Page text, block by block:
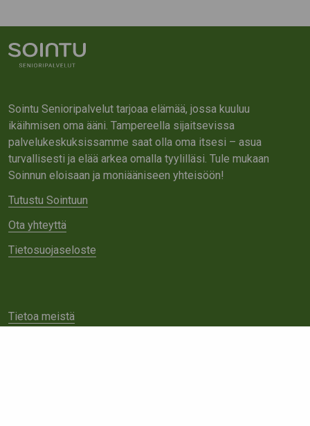
Sointu Senioripalvelut tarjoaa elämää, jossa kuuluu
ikäihmisen oma ääni. Tampereella sijaitsevissa
palvelukeskuksissamme saat olla oma itsesi – asua
turvallisesti ja elää arkea omalla tyylilläsi. Tule mukaan
Soinnun eloisaan ja moniääniseen yhteisöön!
Tutustu Sointuun
Ota yhteyttä
Tietosuojaseloste
Tietoa meistä